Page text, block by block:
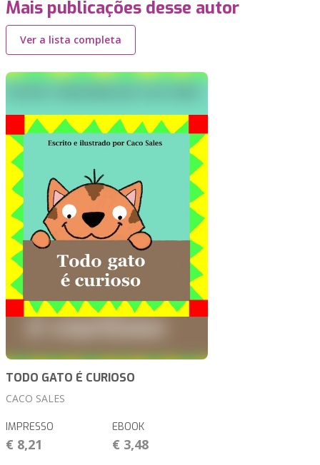
Mais publicações desse autor
Ver a lista completa
TODO GATO É CURIOSO
CACO SALES
IMPRESSO
€ 8,21
EBOOK
€ 3,48